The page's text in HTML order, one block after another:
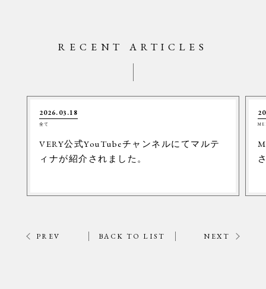
RECENT ARTICLES
2026.03.18
全て
VERY公式YouTubeチャンネルにてマルテ
ィナが紹介されました。
PREV BACK TO LIST NEXT